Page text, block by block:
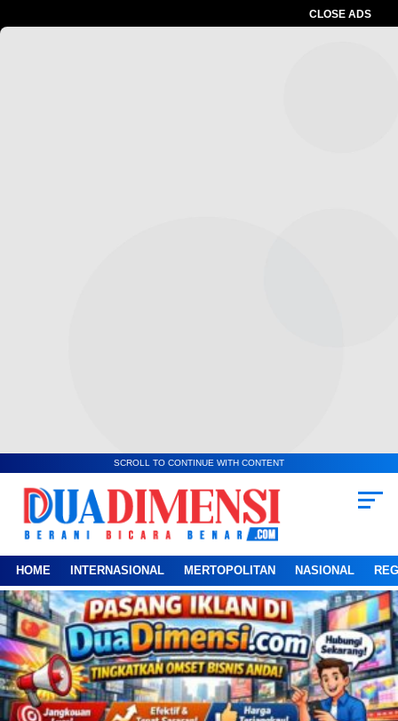
CLOSE ADS
SCROLL TO CONTINUE WITH CONTENT
HOME INTERNASIONAL MERTOPOLITAN NASIONAL